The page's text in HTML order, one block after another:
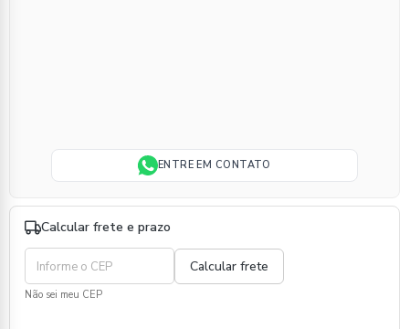
ENTRE EM CONTATO
Calcular frete e prazo
Não sei meu CEP